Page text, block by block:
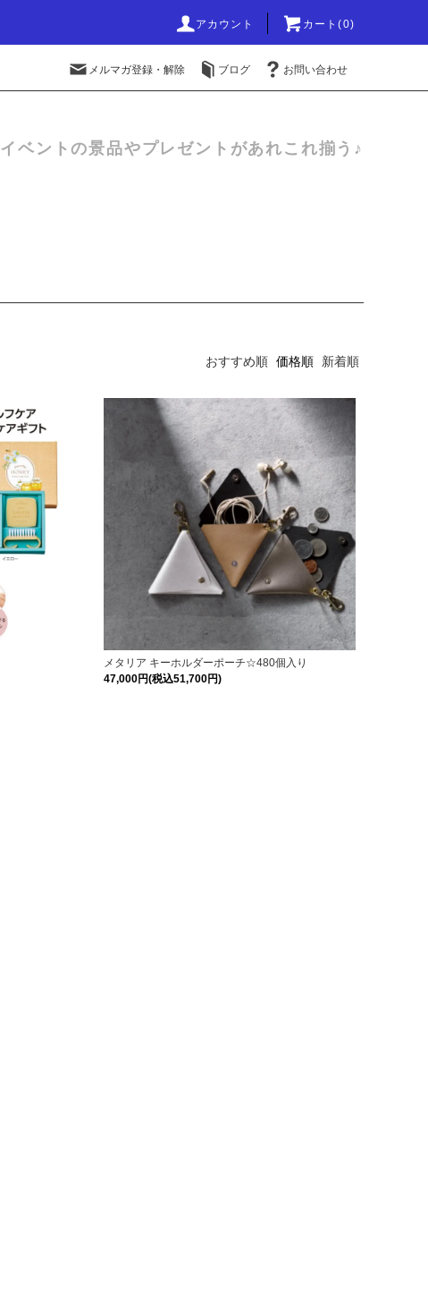
アカウント カート(0)
メルマガ登録・解除 ブログ お問い合わせ
イベントの景品やプレゼントがあれこれ揃う♪
おすすめ順 価格順 新着順
メタリア キーホルダーポーチ☆480個入り
47,000円(税込51,700円)